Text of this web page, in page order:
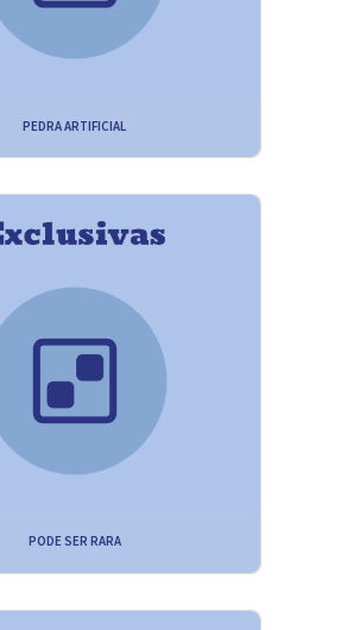
PEDRA ARTIFICIAL
PODE SER RARA